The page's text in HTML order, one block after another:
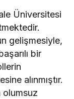
Üniversitesi
gelişmesiyle,
bir
alınmıştır.
olumsuz